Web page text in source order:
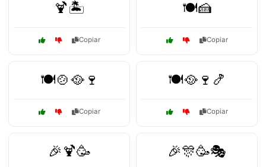
🍹🏝️
Copiar
🍽️🍰
Copiar
🍽️🍲🥘🍷
Copiar
🍽️🥘🍷🍤
Copiar
🎉🍹🥳 🎉🎊🥳🎭